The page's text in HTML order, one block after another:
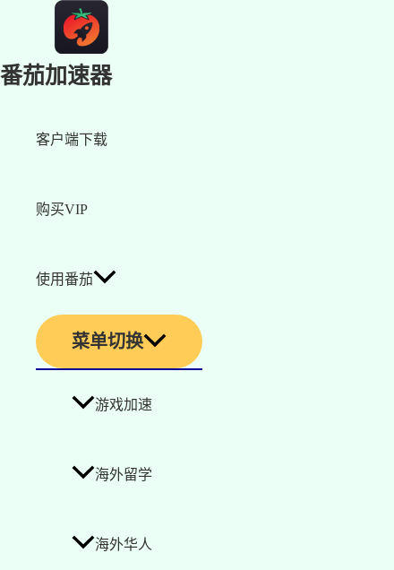
番茄加速器
客户端下载
购买VIP
使用番茄
菜单切换
游戏加速
海外留学
海外华人